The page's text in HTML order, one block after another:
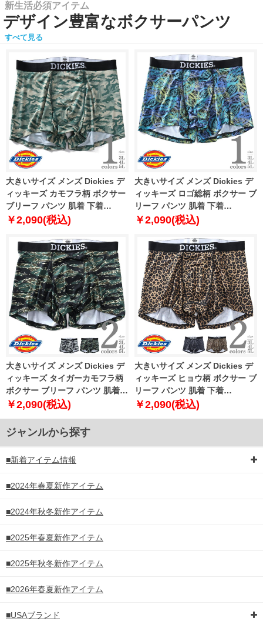
新生活必須アイテム
デザイン豊富なボクサーパンツ
すべて見る
大きいサイズ メンズ Dickies デ
ィッキーズ カモフラ柄 ボクサー
ブリーフ パンツ 肌着 下着
80212600
￥2,090(税込)
大きいサイズ メンズ Dickies デ
ィッキーズ ロゴ総柄 ボクサー ブ
リーフ パンツ 肌着 下着
80212700
￥2,090(税込)
大きいサイズ メンズ Dickies デ
ィッキーズ タイガーカモフラ柄
ボクサー ブリーフ パンツ 肌着
下着 80533100
￥2,090(税込)
大きいサイズ メンズ Dickies デ
ィッキーズ ヒョウ柄 ボクサー ブ
リーフ パンツ 肌着 下着
80533200
￥2,090(税込)
ジャンルから探す
■新着アイテム情報
■2024年春夏新作アイテム
■2024年秋冬新作アイテム
■2025年春夏新作アイテム
■2025年秋冬新作アイテム
■2026年春夏新作アイテム
■USAブランド